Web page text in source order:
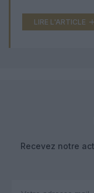
LIRE L'ARTICLE
Recevez notre